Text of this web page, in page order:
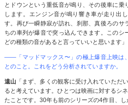
とドウンという重低音が鳴り、その後車に乗
します。エンジン音が鳴り響き車が走り出
す。再び一瞬静寂が訪れ、刹那、真後ろのサ
ちの車列が爆音で突っ込んできます。このシ
どの種類の音があると言っていいと思います」
――「マッドマックス〜」の極上爆音上映は
とのこと。これをどう分析されていますか。
遠山 「まず、多くの観客に受け入れていただ
ると考えています。ひとつは映画に対するシ
たことです。30年も前のシリーズの4作目、